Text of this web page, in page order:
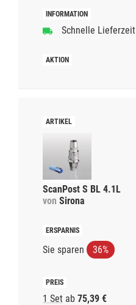
Schnelle Lieferzeit
ScanPost S BL 4.1L
von Sirona
Sie sparen 36%
1 Set ab 75,39 €